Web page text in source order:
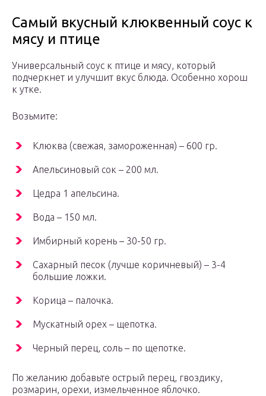
Самый вкусный клюквенный соус к
мясу и птице
Универсальный соус к птице и мясу, который
подчеркнет и улучшит вкус блюда. Особенно хорош
к утке.
Возьмите:
Клюква (свежая, замороженная) – 600 гр.
Апельсиновый сок – 200 мл.
Цедра 1 апельсина.
Вода – 150 мл.
Имбирный корень – 30-50 гр.
Сахарный песок (лучше коричневый) – 3-4
большие ложки.
Корица – палочка.
Мускатный орех – щепотка.
Черный перец, соль – по щепотке.
По желанию добавьте острый перец, гвоздику,
розмарин, орехи, измельченное яблочко.